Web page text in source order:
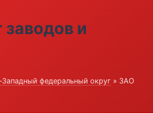
заводов и
федеральный округ » ЗАО